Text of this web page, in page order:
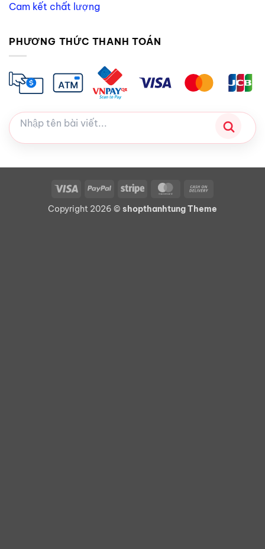
Cam kết chất lượng
PHƯƠNG THỨC THANH TOÁN
Visa PayPal Stripe MasterCard
Delivery
Copyright 2026 © shopthanhtung Theme